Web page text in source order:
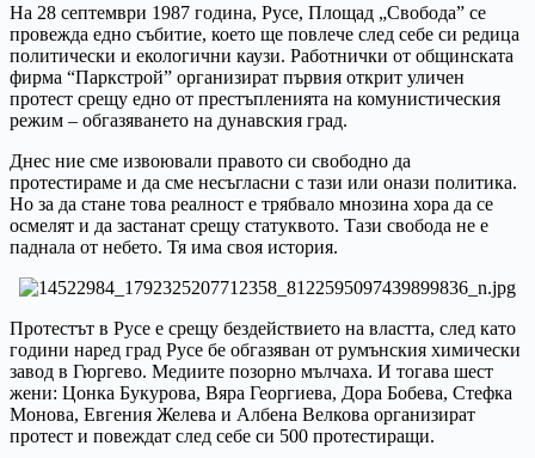
На 28 септември 1987 година, Русе, Площад „Свобода” се
провежда едно събитие, което ще повлече след себе си редица
политически и екологични каузи. Работнички от общинската
фирма “Паркстрой” организират първия открит уличен
протест срещу едно от престъпленията на комунистическия
режим – обгазяването на дунавския град.
Днес ние сме извоювали правото си свободно да
протестираме и да сме несъгласни с тази или онази политика.
Но за да стане това реалност е трябвало мнозина хора да се
осмелят и да застанат срещу статуквото. Тази свобода не е
паднала от небето. Тя има своя история.
Протестът в Русе е срещу бездействието на властта, след като
години наред град Русе бе обгазяван от румънския химически
завод в Гюргево. Медиите позорно мълчаха. И тогава шест
жени: Цонка Букурова, Вяра Георгиева, Дора Бобева, Стефка
Монова, Евгения Желева и Албена Велкова организират
протест и повеждат след себе си 500 протестиращи.